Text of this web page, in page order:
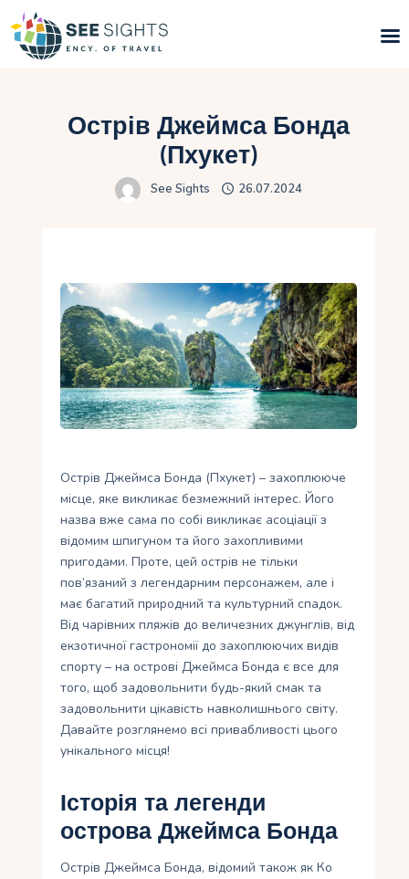
Типи Турів
Інфо
Блог
Контакти
Укр
Острів Джеймса Бонда
(Пхукет)
See Sights 26.07.2024
Острів Джеймса Бонда (Пхукет) – захоплююче
місце, яке викликає безмежний інтерес. Його
назва вже сама по собі викликає асоціації з
відомим шпигуном та його захопливими
пригодами. Проте, цей острів не тільки
пов’язаний з легендарним персонажем, але і
має багатий природний та культурний спадок.
Від чарівних пляжів до величезних джунглів, від
екзотичної гастрономії до захоплюючих видів
спорту – на острові Джеймса Бонда є все для
того, щоб задовольнити будь-який смак та
задовольнити цікавість навколишнього світу.
Давайте розглянемо всі привабливості цього
унікального місця!
Історія та легенди
острова Джеймса Бонда
Острів Джеймса Бонда, відомий також як Ко